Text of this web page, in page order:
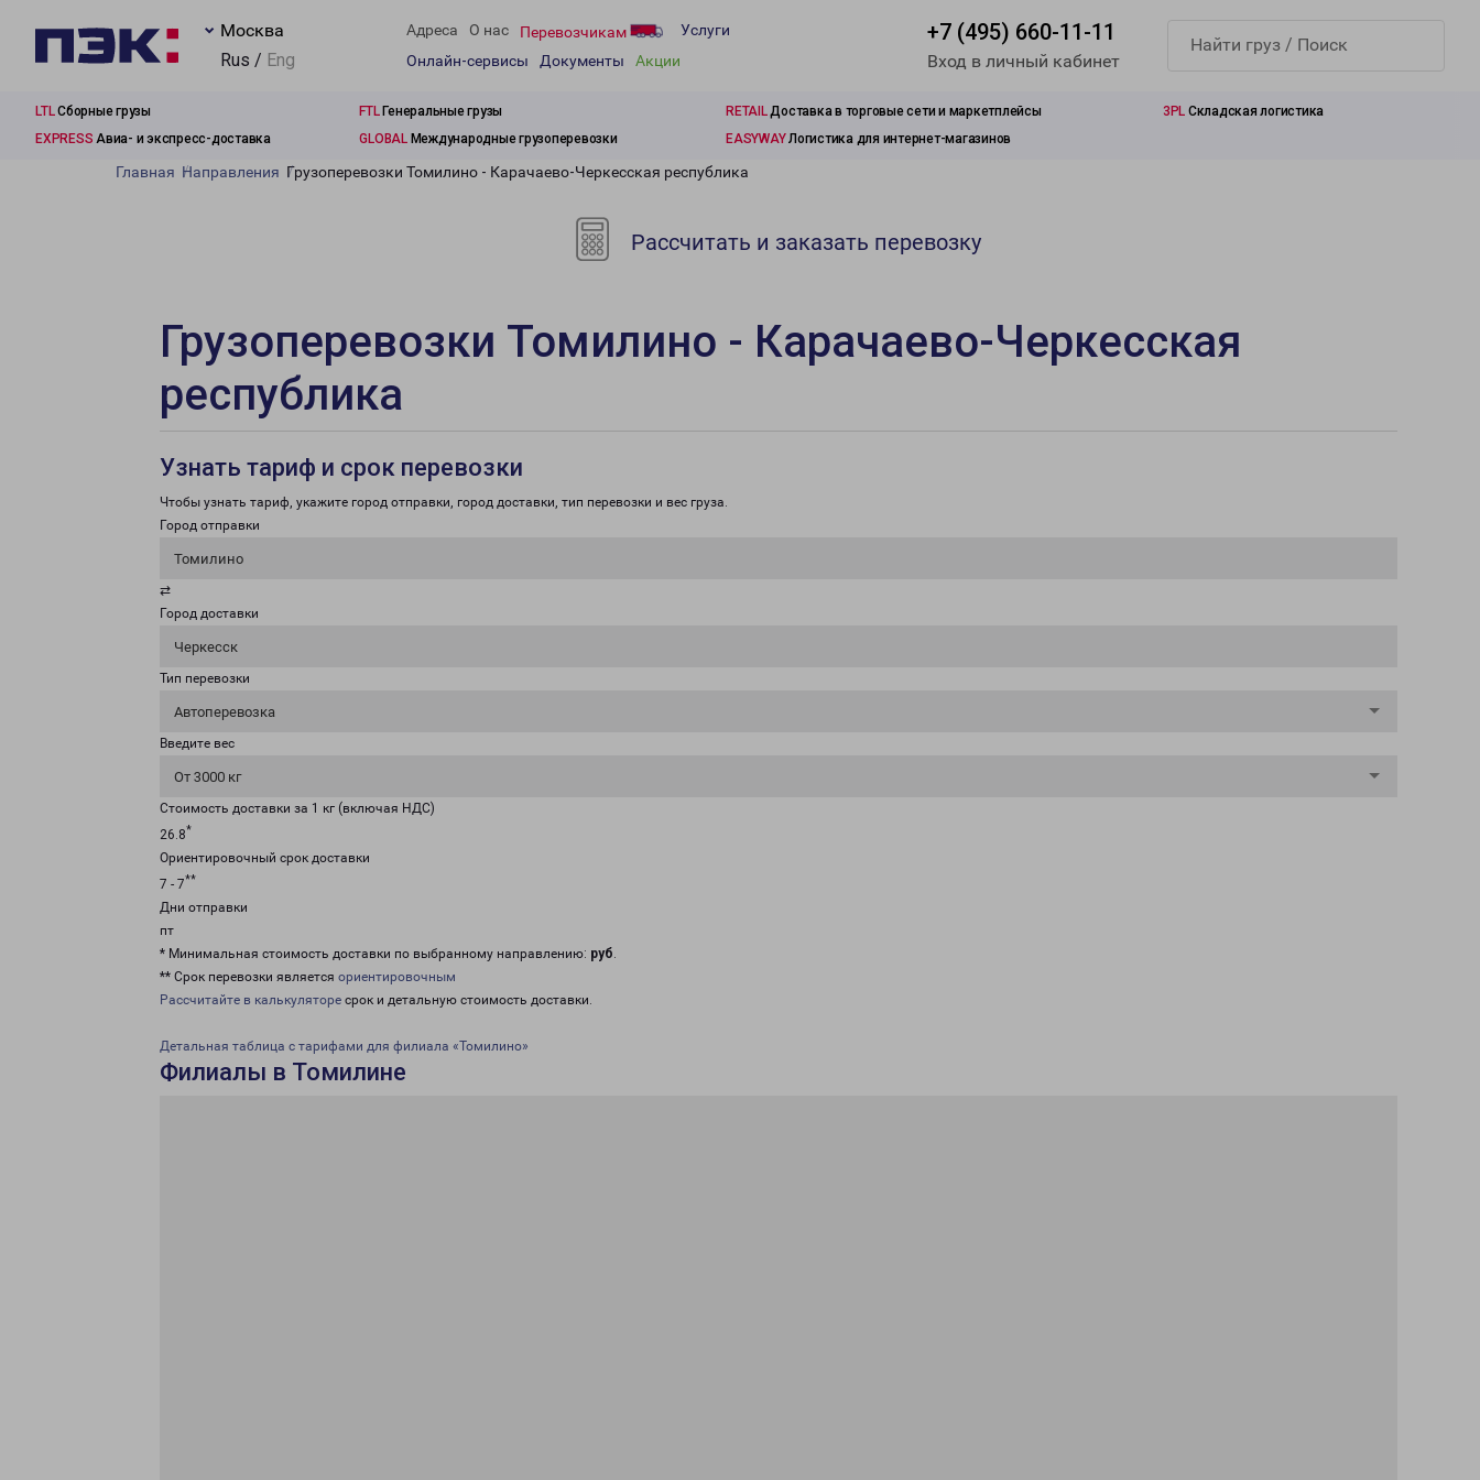
Москва
Rus / Eng
Адреса О нас Перевозчикам
Услуги
Онлайн-сервисы
Документы Акции
+7 (495) 660-11-11
Вход в личный кабинет
LTLСборные грузы FTLГенеральные грузы RETAILДоставка в торговые сети и маркетплейсы 3PL Складская логистика
EXPRESS Авиа- и экспресс-доставка GLOBALМеждународные грузоперевозки EASYWAYЛогистика для интернет-магазинов
Главная Направления Грузоперевозки Томилино - Карачаево-Черкесская республика
Рассчитать и заказать перевозку
Грузоперевозки Томилино - Карачаево-Черкесская
республика
Узнать тариф и срок перевозки
Чтобы узнать тариф, укажите город отправки, город доставки, тип перевозки и вес груза.
Город отправки
Томилино
⇄
Город доставки
Черкесск
Тип перевозки
Автоперевозка
Введите вес
От 3000 кг
Стоимость доставки за 1 кг (включая НДС)
26.8*
Ориентировочный срок доставки
7 - 7**
Дни отправки
пт
* Минимальная стоимость доставки по выбранному направлению: руб.
** Срок перевозки является ориентировочным
Рассчитайте в калькуляторе срок и детальную стоимость доставки.
Детальная таблица с тарифами для филиала «Томилино»
Филиалы в Томилине